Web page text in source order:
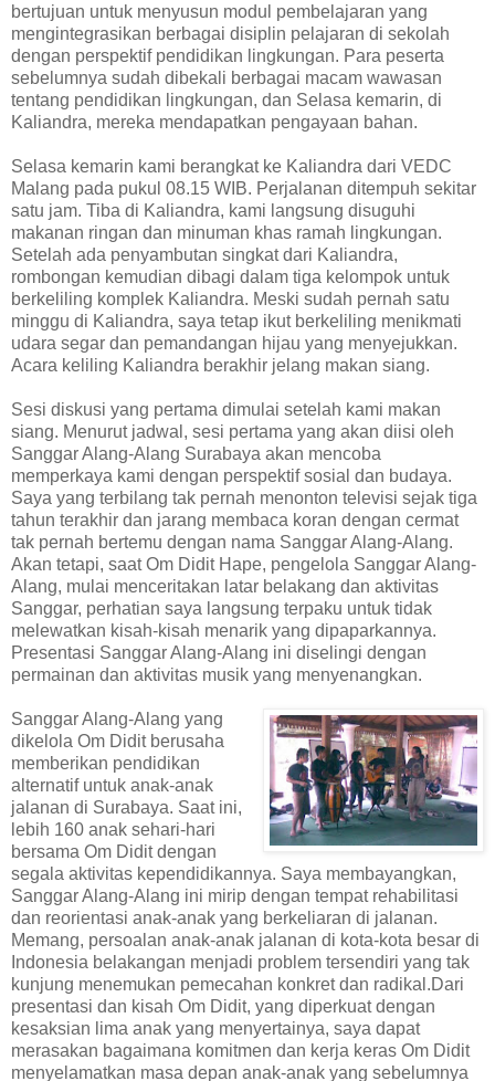
bertujuan untuk menyusun modul pembelajaran yang
mengintegrasikan berbagai disiplin pelajaran di sekolah
dengan perspektif pendidikan lingkungan. Para peserta
sebelumnya sudah dibekali berbagai macam wawasan
tentang pendidikan lingkungan, dan Selasa kemarin, di
Kaliandra, mereka mendapatkan pengayaan bahan.
Selasa kemarin kami berangkat ke Kaliandra dari VEDC
Malang pada pukul 08.15 WIB. Perjalanan ditempuh sekitar
satu jam. Tiba di Kaliandra, kami langsung disuguhi
makanan ringan dan minuman khas ramah lingkungan.
Setelah ada penyambutan singkat dari Kaliandra,
rombongan kemudian dibagi dalam tiga kelompok untuk
berkeliling komplek Kaliandra. Meski sudah pernah satu
minggu di Kaliandra, saya tetap ikut berkeliling menikmati
udara segar dan pemandangan hijau yang menyejukkan.
Acara keliling Kaliandra berakhir jelang makan siang.
Sesi diskusi yang pertama dimulai setelah kami makan
siang. Menurut jadwal, sesi pertama yang akan diisi oleh
Sanggar Alang-Alang Surabaya akan mencoba
memperkaya kami dengan perspektif sosial dan budaya.
Saya yang terbilang tak pernah menonton televisi sejak tiga
tahun terakhir dan jarang membaca koran dengan cermat
tak pernah bertemu dengan nama Sanggar Alang-Alang.
Akan tetapi, saat Om Didit Hape, pengelola Sanggar Alang-
Alang, mulai menceritakan latar belakang dan aktivitas
Sanggar, perhatian saya langsung terpaku untuk tidak
melewatkan kisah-kisah menarik yang dipaparkannya.
Presentasi Sanggar Alang-Alang ini diselingi dengan
permainan dan aktivitas musik yang menyenangkan.
Sanggar Alang-Alang yang
dikelola Om Didit berusaha
memberikan pendidikan
alternatif untuk anak-anak
jalanan di Surabaya. Saat ini,
lebih 160 anak sehari-hari
bersama Om Didit dengan
segala aktivitas kependidikannya. Saya membayangkan,
Sanggar Alang-Alang ini mirip dengan tempat rehabilitasi
dan reorientasi anak-anak yang berkeliaran di jalanan.
Memang, persoalan anak-anak jalanan di kota-kota besar di
Indonesia belakangan menjadi problem tersendiri yang tak
kunjung menemukan pemecahan konkret dan radikal.Dari
presentasi dan kisah Om Didit, yang diperkuat dengan
kesaksian lima anak yang menyertainya, saya dapat
merasakan bagaimana komitmen dan kerja keras Om Didit
menyelamatkan masa depan anak-anak yang sebelumnya